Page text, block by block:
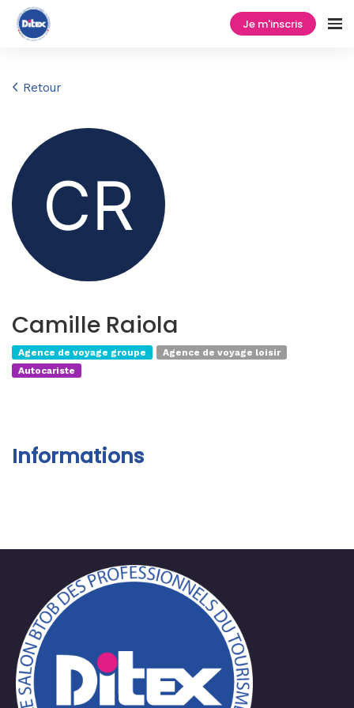
Je m'inscris
Retour
Camille Raiola
Agence de voyage groupe
Agence de voyage loisir
Autocariste
Informations